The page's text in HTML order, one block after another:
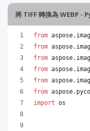
將 TIFF 轉換為 WEBP -
from aspose.
from aspose.
from aspose.
from aspose.
from aspose.
from aspose.
import os